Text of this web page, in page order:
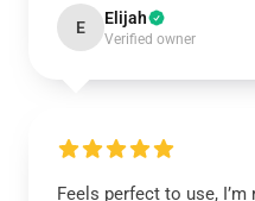
E Elijah
Verified owner
Feels perfect to use,